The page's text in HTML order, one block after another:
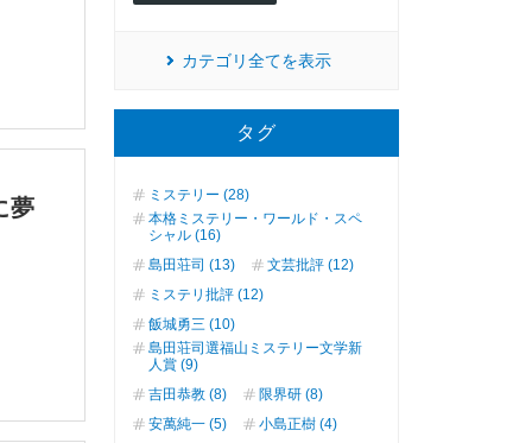
夢
カテゴリ全てを表示
タグ
ミステリー (28)
本格ミステリー・ワールド・スペ
シャル (16)
島田荘司 (13)
文芸批評 (12)
ミステリ批評 (12)
飯城勇三 (10)
島田荘司選福山ミステリー文学新
人賞 (9)
吉田恭教 (8)
限界研 (8)
安萬純一 (5)
小島正樹 (4)